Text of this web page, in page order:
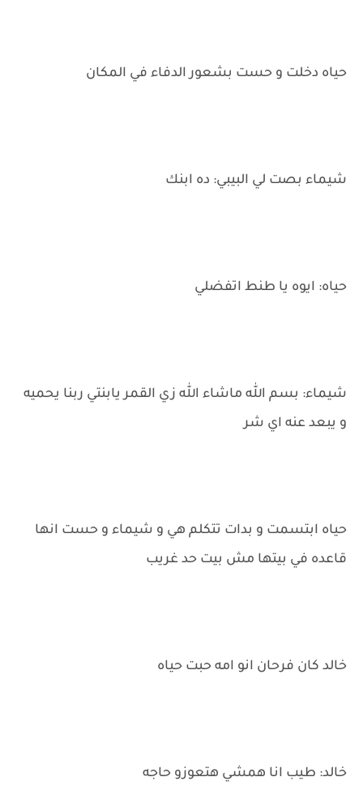
حياه دخلت و حست بشعور الدفاء في المكان
شيماء بصت لي البيبي: ده ابنك
حياه: ايوه يا طنط اتفضلي
شيماء: بسم الله ماشاء الله زي القمر يابنتي ربنا يحميه
و يبعد عنه اي شر
حياه ابتسمت و بدات تتكلم هي و شيماء و حست انها
قاعده في بيتها مش بيت حد غريب
خالد كان فرحان انو امه حبت حياه
خالد: طيب انا همشي هتعوزو حاجه